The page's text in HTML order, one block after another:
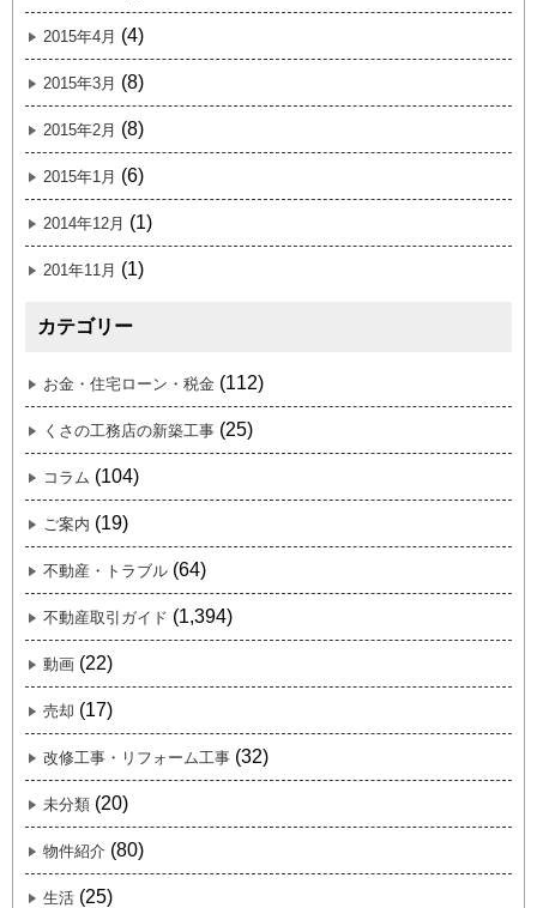
2015年4月 (4)
2015年3月 (8)
2015年2月 (8)
2015年1月 (6)
2014年12月 (1)
201年11月 (1)
カテゴリー
お金・住宅ローン・税金 (112)
くさの工務店の新築工事 (25)
コラム (104)
ご案内 (19)
不動産・トラブル (64)
不動産取引ガイド (1,394)
動画 (22)
売却 (17)
改修工事・リフォーム工事 (32)
未分類 (20)
物件紹介 (80)
生活 (25)